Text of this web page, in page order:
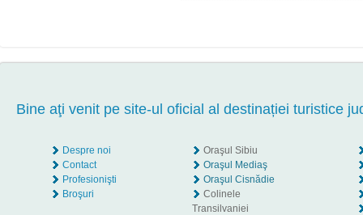
Bine aţi venit pe site-ul oficial al destinației turistice
Despre noi
Contact
Profesionişti
Broşuri
Oraşul Sibiu
Oraşul Mediaş
Oraşul Cisnădie
Colinele
Transilvaniei